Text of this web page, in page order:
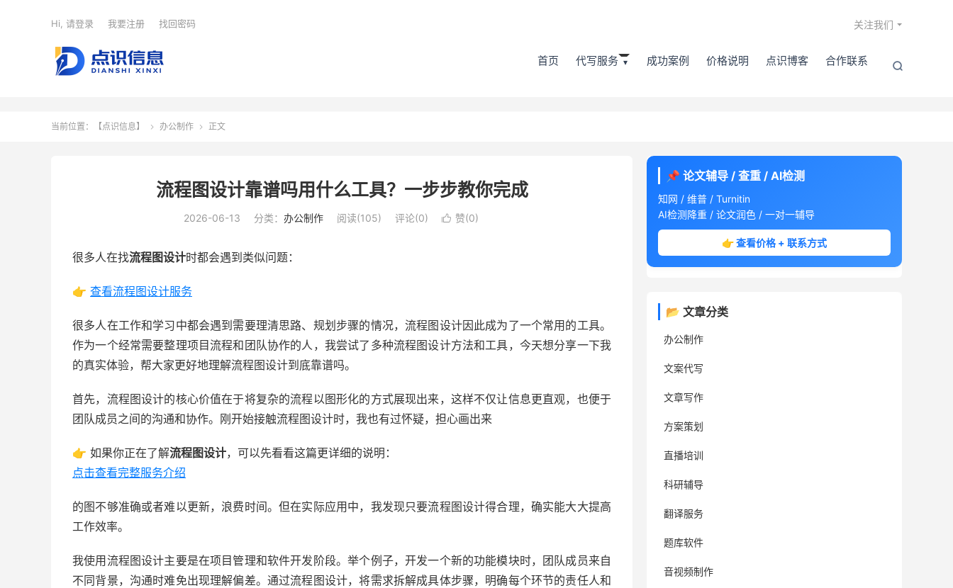
首页 代写服务 成功案例 价格说明 点识博客 合作联系 
关注我们
Hi, 请登录 我要注册 找回密码
当前位置： 【点识信息】  办公制作  正文
流程图设计靠谱吗用什么工具？一步步教你完成
2026-06-13 分类： 办公制作 阅读(105) 评论(0)  赞(0)
很多人在找流程图设计时都会遇到类似问题：
👉 查看流程图设计服务
很多人在工作和学习中都会遇到需要理清思路、规划步骤的情况，流程图设计因此成为了一个常用的工具。
作为一个经常需要整理项目流程和团队协作的人，我尝试了多种流程图设计方法和工具，今天想分享一下我
的真实体验，帮大家更好地理解流程图设计到底靠谱吗。
首先，流程图设计的核心价值在于将复杂的流程以图形化的方式展现出来，这样不仅让信息更直观，也便于
团队成员之间的沟通和协作。刚开始接触流程图设计时，我也有过怀疑，担心画出来
👉 如果你正在了解流程图设计，可以先看看这篇更详细的说明：
点击查看完整服务介绍
的图不够准确或者难以更新，浪费时间。但在实际应用中，我发现只要流程图设计得合理，确实能大大提高
工作效率。
我使用流程图设计主要是在项目管理和软件开发阶段。举个例子，开发一个新的功能模块时，团队成员来自
不同背景，沟通时难免出现理解偏差。通过流程图设计，将需求拆解成具体步骤，明确每个环节的责任人和
📌 论文辅导 / 查重 / AI检测
知网 / 维普 / Turnitin
AI检测降重 / 论文润色 / 一对一辅导
👉 查看价格 + 联系方式
📂 文章分类
办公制作
文案代写
文章写作
方案策划
直播培训
科研辅导
翻译服务
题库软件
音视频制作